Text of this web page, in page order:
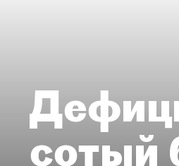
сотый